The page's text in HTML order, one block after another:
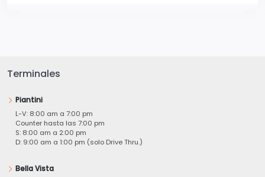
Terminales
Piantini
L-V: 8:00 am a 7:00 pm
Counter hasta las 7:00 pm
S: 8:00 am a 2:00 pm
D: 9:00 am a 1:00 pm (solo Drive Thru.)
Bella Vista